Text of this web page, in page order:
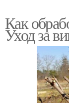
Как
Уход за